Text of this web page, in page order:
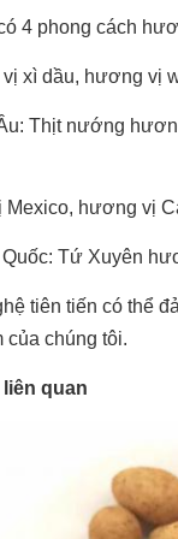
980/2020 /
T / T, L / C
Có sẵn
1. Giấy chứng
Giấy chứng nhận
thành phần 6.
4 phong cách
xì dầu, hương vị
Thịt nướng
Mexico, hương vị
Quốc: Tứ Xuyên
tiên tiến có thể
của chúng tôi.
quan